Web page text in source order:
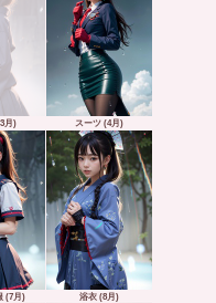
月) スーツ (4月)
(7月) 浴衣 (8月)